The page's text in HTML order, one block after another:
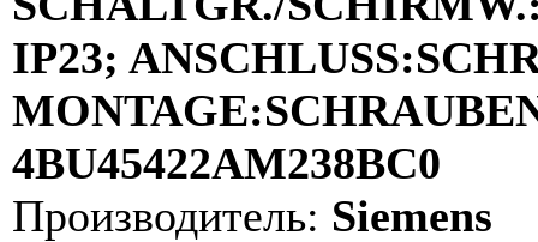
IP23;
4BU45422AM238BC0
Производитель: Siemens